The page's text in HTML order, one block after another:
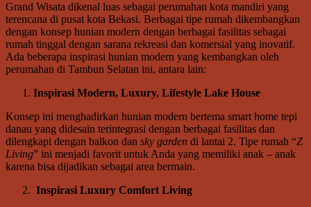
Grand Wisata dikenal luas sebagai perumahan kota mandiri yang
terencana di pusat kota Bekasi. Berbagai tipe rumah dikembangkan
dengan konsep hunian modern dengan berbagai fasilitas sebagai
rumah tinggal dengan sarana rekreasi dan komersial yang inovatif.
Ada beberapa inspirasi hunian modern yang kembangkan oleh
perumahan di Tambun Selatan ini, antara lain:
Inspirasi Modern, Luxury, Lifestyle Lake House
Konsep ini menghadirkan hunian modern bertema smart home tepi
danau yang didesain terintegrasi dengan berbagai fasilitas dan
dilengkapi dengan balkon dan sky garden di lantai 2. Tipe rumah “Z
Living” ini menjadi favorit untuk Anda yang memiliki anak – anak
karena bisa dijadikan sebagai area bermain.
Inspirasi Luxury Comfort Living